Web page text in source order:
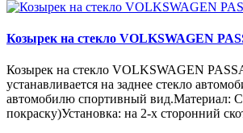
Козырек на стекло VOLKSWAGEN
Козырек на стекло VOLKSWAGEN
устанавливается на заднее стекло
автомобилю спортивный вид.Материал:
покраску)Установка: на 2-х сторонний